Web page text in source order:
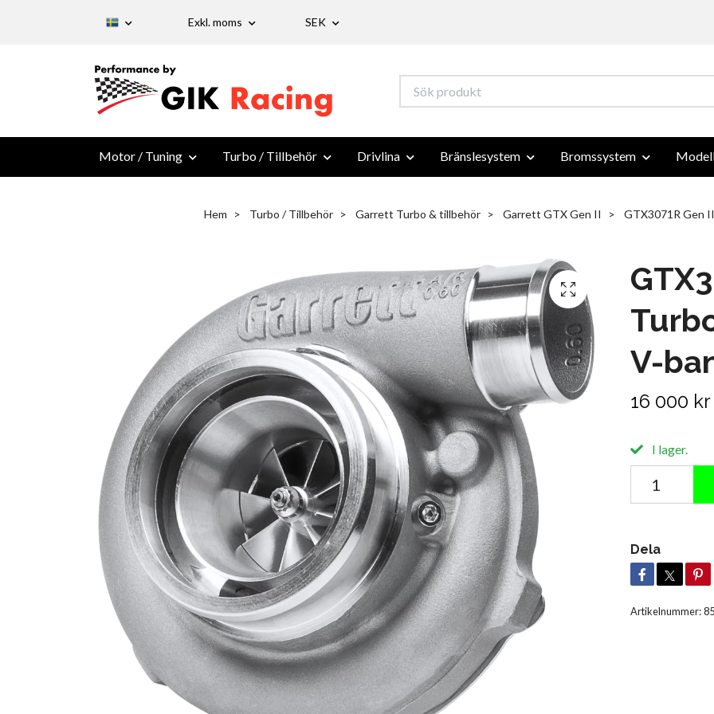
Exkl. moms SEK
Motor / Tuning Turbo / Tillbehör Drivlina Bränslesystem Bromssystem
Hem Turbo / Tillbehör Garrett Turbo & tillbehör Garrett GTX Gen II GTX3071R Gen
V-
16 000 kr
I lager.
Dela
Artikelnummer: